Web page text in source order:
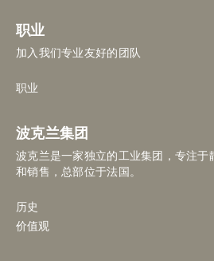
职业
加入我们专业友好的团队
职业
波克兰集团
波克兰是一家独立的工业集团，专注于
和销售，总部位于法国。
历史
价值观